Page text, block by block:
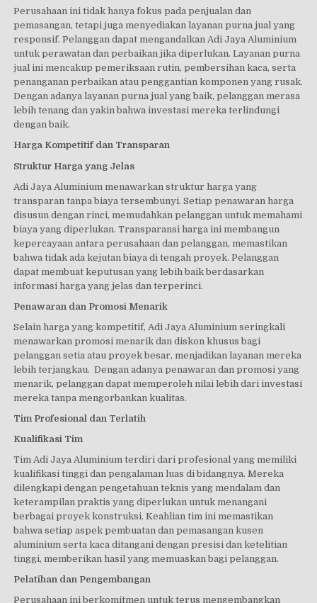
Perusahaan ini tidak hanya fokus pada penjualan dan
pemasangan, tetapi juga menyediakan layanan purna jual yang
responsif. Pelanggan dapat mengandalkan Adi Jaya Aluminium
untuk perawatan dan perbaikan jika diperlukan. Layanan purna
jual ini mencakup pemeriksaan rutin, pembersihan kaca, serta
penanganan perbaikan atau penggantian komponen yang rusak.
Dengan adanya layanan purna jual yang baik, pelanggan merasa
lebih tenang dan yakin bahwa investasi mereka terlindungi
dengan baik.
Harga Kompetitif dan Transparan
Struktur Harga yang Jelas
Adi Jaya Aluminium menawarkan struktur harga yang
transparan tanpa biaya tersembunyi. Setiap penawaran harga
disusun dengan rinci, memudahkan pelanggan untuk memahami
biaya yang diperlukan. Transparansi harga ini membangun
kepercayaan antara perusahaan dan pelanggan, memastikan
bahwa tidak ada kejutan biaya di tengah proyek. Pelanggan
dapat membuat keputusan yang lebih baik berdasarkan
informasi harga yang jelas dan terperinci.
Penawaran dan Promosi Menarik
Selain harga yang kompetitif, Adi Jaya Aluminium seringkali
menawarkan promosi menarik dan diskon khusus bagi
pelanggan setia atau proyek besar, menjadikan layanan mereka
lebih terjangkau. Dengan adanya penawaran dan promosi yang
menarik, pelanggan dapat memperoleh nilai lebih dari investasi
mereka tanpa mengorbankan kualitas.
Tim Profesional dan Terlatih
Kualifikasi Tim
Tim Adi Jaya Aluminium terdiri dari profesional yang memiliki
kualifikasi tinggi dan pengalaman luas di bidangnya. Mereka
dilengkapi dengan pengetahuan teknis yang mendalam dan
keterampilan praktis yang diperlukan untuk menangani
berbagai proyek konstruksi. Keahlian tim ini memastikan
bahwa setiap aspek pembuatan dan pemasangan kusen
aluminium serta kaca ditangani dengan presisi dan ketelitian
tinggi, memberikan hasil yang memuaskan bagi pelanggan.
Pelatihan dan Pengembangan
Perusahaan ini berkomitmen untuk terus mengembangkan